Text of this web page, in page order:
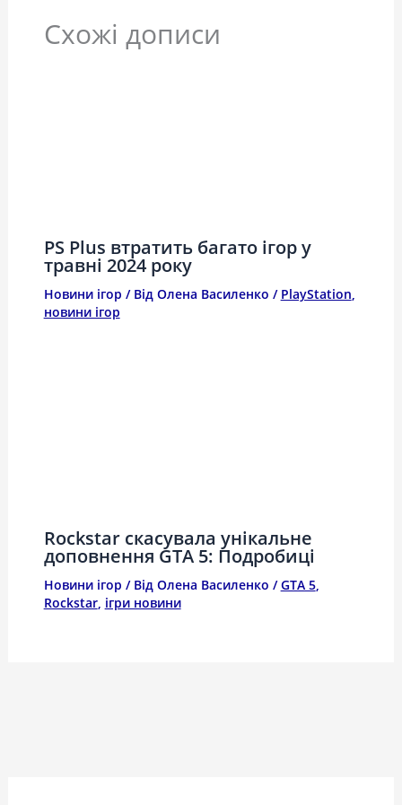
Схожі дописи
PS Plus втратить багато ігор у
травні 2024 року
Новини ігор / Від Олена Василенко / PlayStation,
новини ігор
Rockstar скасувала унікальне
доповнення GTA 5: Подробиці
Новини ігор / Від Олена Василенко /GTA 5,
Rockstar, ігри новини